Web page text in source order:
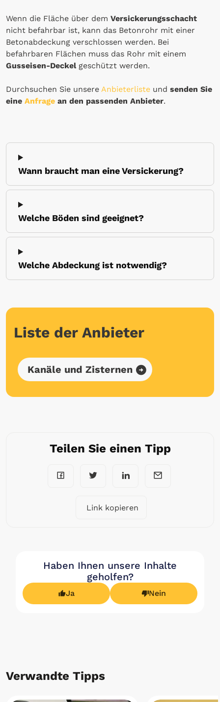
Wenn die Fläche über dem Versickerungsschacht
nicht befahrbar ist, kann das Betonrohr mit einer
Betonabdeckung verschlossen werden. Bei
befahrbaren Flächen muss das Rohr mit einem
Gusseisen-Deckelgeschützt werden.
Durchsuchen Sie unsere Anbieterliste und senden Sie
eine Anfrage an den passenden Anbieter.
Wann braucht man eine Versickerung?
Welche Böden sind geeignet?
Welche Abdeckung ist notwendig?
Liste der Anbieter
Kanäle und Zisternen
Teilen Sie einen Tipp
Link kopieren
Haben Ihnen unsere Inhalte
geholfen?
Ja Nein
Verwandte Tipps